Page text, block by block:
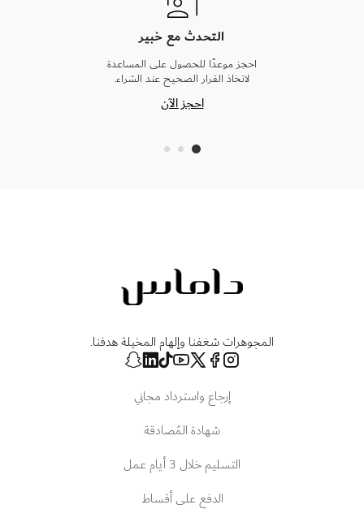
التحدث مع خبير
احجز موعدًا للحصول على المساعدة
لاتخاذ القرار الصحيح عند الشراء.
احجز الآن
المجوهرات شغفنا وإلهام المخيلة هدفنا.
إرجاع واسترداد مجاني
شهادة المُصادقة
التسليم خلال 3 أيام عمل
الدفع على أقساط